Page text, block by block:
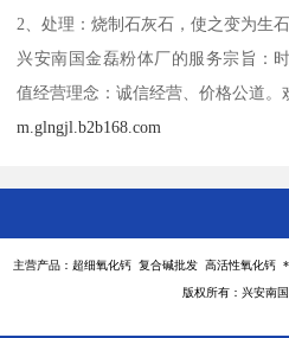
2、处理：烧制石灰石，使之变为生
兴安南国金磊粉体厂的服务宗旨：
值经营理念：诚信经营、价格公道。
m.glngjl.b2b168.com
主营产品：超细氧化钙 复合碱批发 高活性氧化钙
版权所有：兴安南